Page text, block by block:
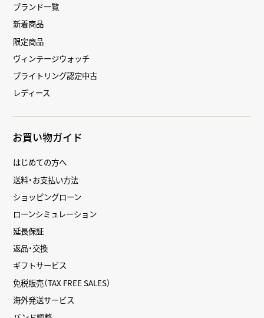
ブランド一覧
新着商品
限定商品
ヴィンテージウォッチ
ブライトリング認定中古
レディース
お買い物ガイド
はじめての方へ
送料・お支払い方法
ショッピングローン
ローンシミュレーション
延長保証
返品・交換
ギフトサービス
免税販売（TAX FREE SALES）
海外発送サービス